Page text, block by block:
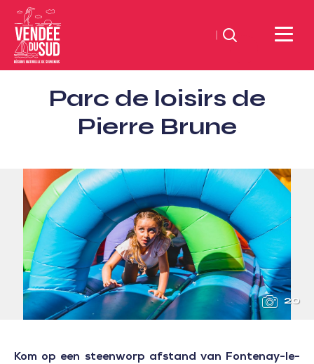
Sud
Vendée
ToerismeVVV-
Zoeken
Parc de loisirs de
Pierre Brune
20
Kom op een steenworp afstand van Fontenay-le-